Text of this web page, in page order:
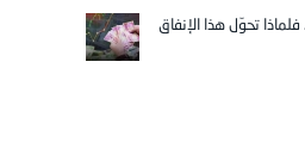
فلماذا تحوّل هذا الإنفاق